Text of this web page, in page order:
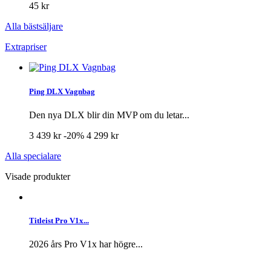
45 kr
Alla bästsäljare
Extrapriser
Ping DLX Vagnbag
Den nya DLX blir din MVP om du letar...
3 439 kr-20% 4 299 kr
Alla specialare
Visade produkter
Titleist Pro V1x...
2026 års Pro V1x har högre...